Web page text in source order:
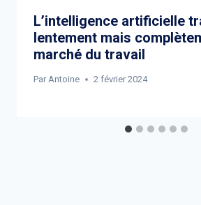
L’intelligence artificielle
lentement mais
marché du travail
Par Antoine 2 février 2024